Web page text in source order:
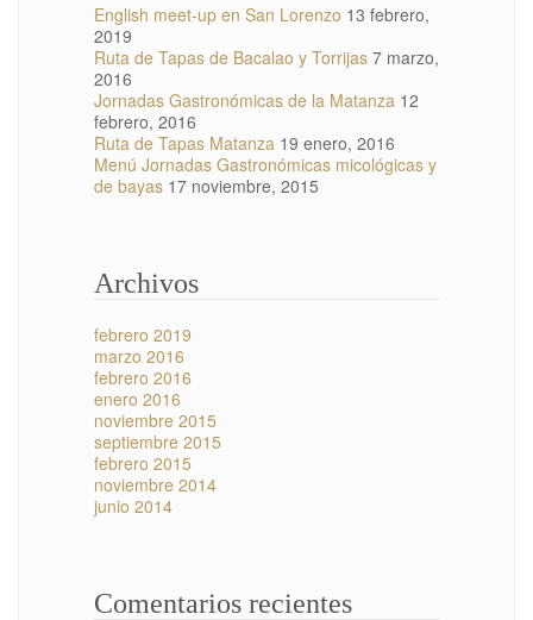
English meet-up en San Lorenzo 13 febrero,
2019
Ruta de Tapas de Bacalao y Torrijas 7 marzo,
2016
Jornadas Gastronómicas de la Matanza 12
febrero, 2016
Ruta de Tapas Matanza 19 enero, 2016
Menú Jornadas Gastronómicas micológicas y
de bayas 17 noviembre, 2015
Archivos
febrero 2019
marzo 2016
febrero 2016
enero 2016
noviembre 2015
septiembre 2015
febrero 2015
noviembre 2014
junio 2014
Comentarios recientes